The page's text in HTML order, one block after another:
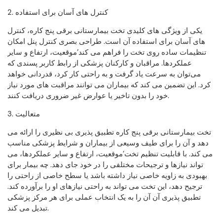
2. کنترل های آسان برای استفاده
یکی از ویژگی های کلیدی تخت بیمارستانی برقی پنج کاره، کنترل
های آسان برای استفاده آن است. طراحی بصری کنترل پنل امکان
تنظیمات ساده روی تخت را فراهم می کند’موقعیت، ارتفاع و سایر
عملکردها. مراقبان و کارکنان پزشکی از رابط کاربر پسندی که
می‌توان به سرعت یاد گرفت و به راحتی کار کرد، قدردانی خواهد
کرد. این تضمین می کند که بیماران می توانند مراقبت های مورد نیاز
خود را بدون تاخیر یا عوارض غیر ضروری دریافت کنند.
3. متعالیت
تخت بیمارستانی برقی پنج کاره تطبیق پذیری بی نظیری را ارائه می
دهد و آن را برای طیف وسیعی از بیماران و شرایط پزشکی مناسب
می کند. با قابلیت تنظیم تخت’موقعیت، ارتفاع و سایر عملکردها، می
تواند نیازها و ترجیحات مختلفی را در خود جای دهد. چه بیمار برای
بهبودی به زاویه خاصی نیاز داشته باشد یا سطح خاصی از راحتی را
ترجیح دهد، این تخت می تواند به راحتی نیازهای او را برآورده کند.
تطبیق پذیری آن آن را به یک انتخاب عملی برای هر مرکز پزشکی
تبدیل می کند.